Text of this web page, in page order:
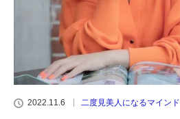
2022.11.6 二度見美人になるマインド